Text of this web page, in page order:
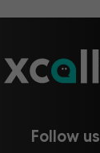
Follow us